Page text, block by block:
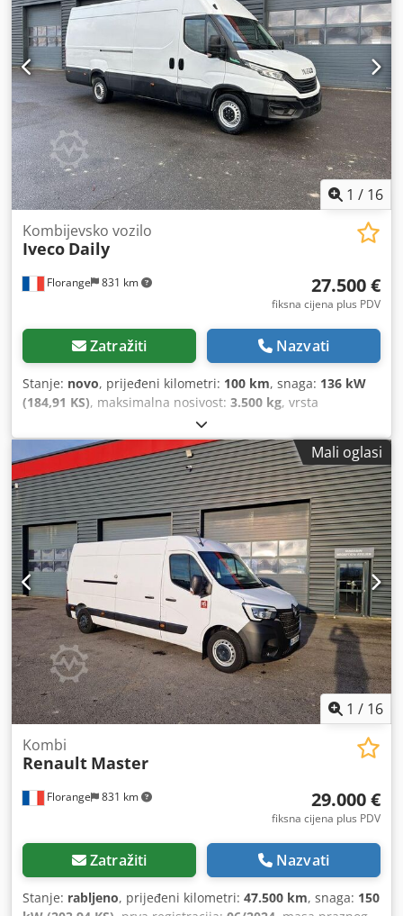
1 / 16
Florange 831 km
Kombijevsko vozilo
Iveco Daily
27.500 €
fiksna cijena plus PDV
Zatražiti Nazvati
Stanje: novo, prijeđeni kilometri: 100 km, snaga: 136 kW
(184,91 KS), maksimalna nosivost: 3.500 kg, vrsta
, broj sjedala:
klima uređaj, računalo na vozilu, središnje zaključavanje,
tempomat
Mali oglasi
1 / 16
Florange 831 km
Kombi
Renault Master
29.000 €
fiksna cijena plus PDV
Zatražiti Nazvati
Stanje: rabljeno, prijeđeni kilometri: 47.500 km, snaga: 150